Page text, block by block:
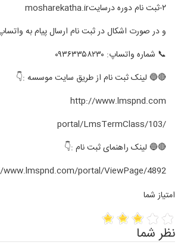
۲-ثبت نام دوره درسایتmosharekatha.ir
و در صورت اشکال در ثبت نام ارسال پیام به
📞 شماره واتساپ: ۰۹۳۶۳۳۵۸۲۳۰
🔴
🔵 لینک ثبت نام از طریق سایت موسسه :👇
http://www.lmspnd.com
/portal/LmsTermClass/103
🔴
🔵 لینک راهنمای ثبت نام :👇
portal/ViewPage/4892
امتیاز شما
نظر شما